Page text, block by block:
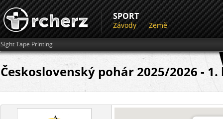
SPORT
Závody Země
Sight Tape Printing
Československý pohár 2025/2026 - 1.